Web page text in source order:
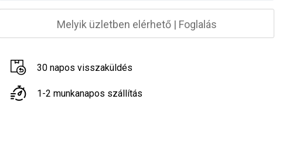
Melyik üzletben elérhető| Foglalás
30 napos visszaküldés
1-2 munkanapos szállítás